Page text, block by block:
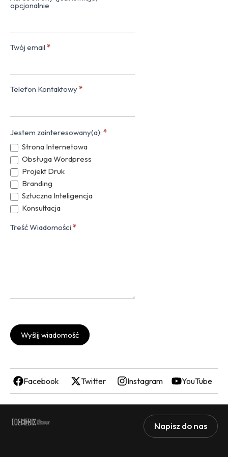
opcjonalnie
Twój email *
Telefon Kontaktowy*
Jestem zainteresowany(a): *
Strona Internetowa
Obsługa Wordpress
Projekt Druk
Branding
Sztuczna Inteligencja
Konsultacja
Treść Wiadomości *
Wyślij wiadomość
Facebook Twitter Instagram YouTube
Napisz do nas